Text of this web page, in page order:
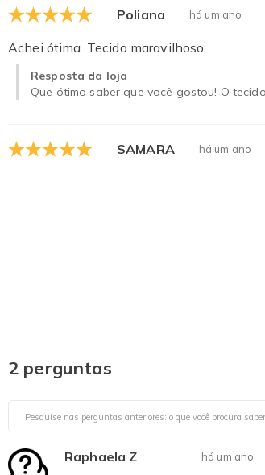
Poliana há um ano
Achei ótima. Tecido maravilhoso
Resposta da loja
Que ótimo saber que você gostou! O
SAMARA há um ano
2 perguntas
Raphaela Z há um ano